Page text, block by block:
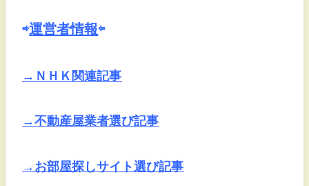
⇨運営者情報⇦
→ＮＨＫ関連記事
→不動産屋業者選び記事
→お部屋探しサイト選び記事